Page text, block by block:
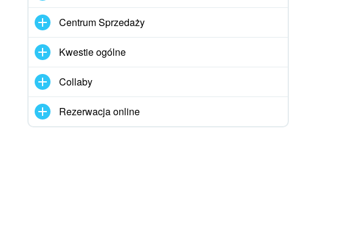
Centrum Sprzedaży
Kwestie ogólne
Collaby
Rezerwacja online